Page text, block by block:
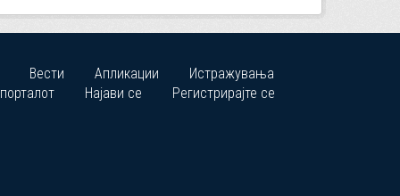
Вести Апликации
Истражувања
Најави се Регистрирајте се